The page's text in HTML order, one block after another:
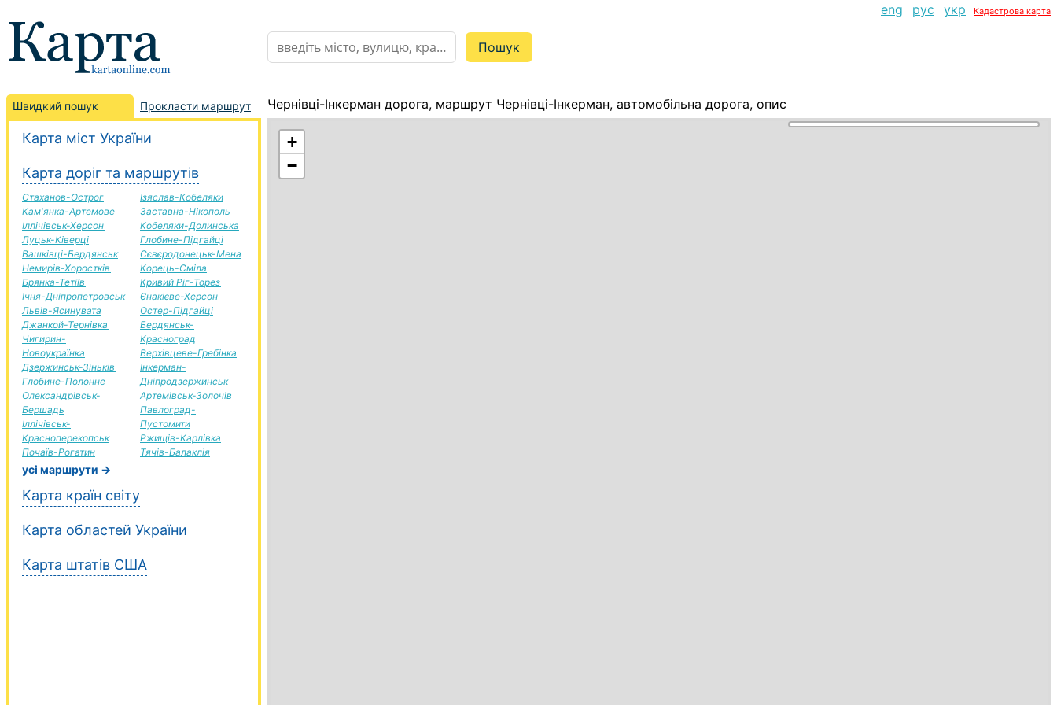
eng рус укр Кадастрова карта
Швидкий пошук Прокласти маршрут
Карта міст України
Карта доріг та маршрутів
Стаханов-Острог
Кам'янка-Артемове
Іллічівськ-Херсон
Луцьк-Ківерці
Вашківці-Бердянськ
Немирів-Хоростків
Брянка-Тетіїв
Ічня-Дніпропетровськ
Львів-Ясинувата
Джанкой-Тернівка
Чигирин-
Новоукраїнка
Дзержинськ-Зіньків
Глобине-Полонне
Олександрівськ-
Бершадь
Іллічівськ-
Красноперекопськ
Почаїв-Рогатин
Ізяслав-Кобеляки
Заставна-Нікополь
Кобеляки-Долинська
Глобине-Підгайці
Сєвєродонецьк-Мена
Корець-Сміла
Кривий Ріг-Торез
Єнакієве-Херсон
Остер-Підгайці
Бердянськ-
Красноград
Верхівцеве-Гребінка
Інкерман-
Дніпродзержинськ
Артемівськ-Золочів
Павлоград-
Пустомити
Ржищів-Карлівка
Тячів-Балаклія
усі маршрути →
Карта країн світу
Карта областей України
Карта штатів США
Чернівці-Інкерман дорога, маршрут Чернівці-Інкерман, автомобільна дорога, опис
+
−